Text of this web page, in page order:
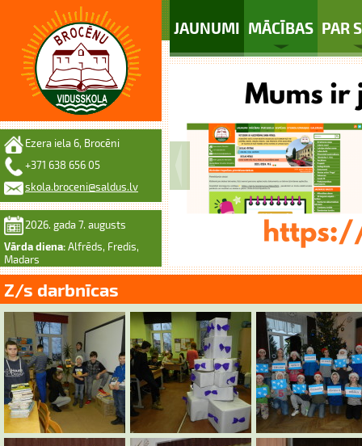
JAUNUMI MĀCĪBAS PAR
Ezera iela 6, Brocēni
+371 638 656 05
skola.broceni@saldus.lv
2026. gada 7. augusts
Vārda diena: Alfrēds, Fredis,
Madars
Z/s darbnīcas